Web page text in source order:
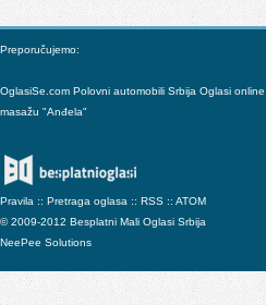
Preporučujemo:
OglasiSe.com Polovni automobili Srbija Oglasi online
masažu "Anđela"
Pravila :: Pretraga oglasa :: RSS :: ATOM
© 2009-2012 Besplatni Mali Oglasi Srbija
NeePee Solutions